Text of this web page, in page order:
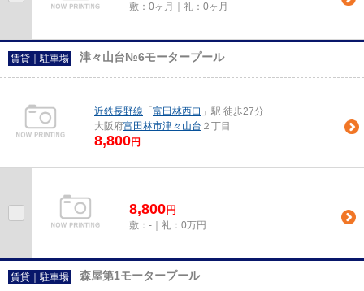
敷：0ヶ月｜礼：0ヶ月
賃貸｜駐車場 津々山台№6モータープール
近鉄長野線 「 富田林西口 」駅 徒歩27分
大阪府富田林市津々山台 ２丁目
8,800円
8,800円
敷：-｜礼：0万円
賃貸｜駐車場 森屋第1モータープール